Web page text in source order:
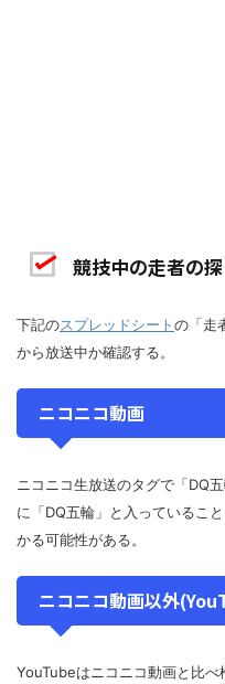
競技中の走者の
下記のスプレッドシートの「走
から放送中か確認する。
ニコニコ動画
ニコニコ生放送のタグで「DQ
に「DQ五輪」と入っているこ
かる可能性がある。
ニコニコ動画以外
YouTubeはニコニコ動画と比